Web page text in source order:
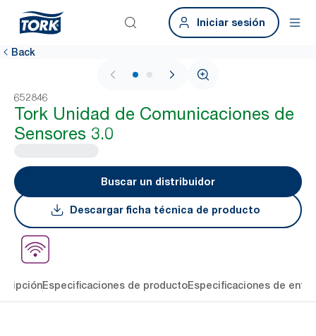
Iniciar sesión
Back
1 / 2
652846
Tork Unidad de Comunicaciones de
Sensores 3.0
Buscar un distribuidor
Descargar ficha técnica de producto
Especificaciones de productoEspecificaciones de